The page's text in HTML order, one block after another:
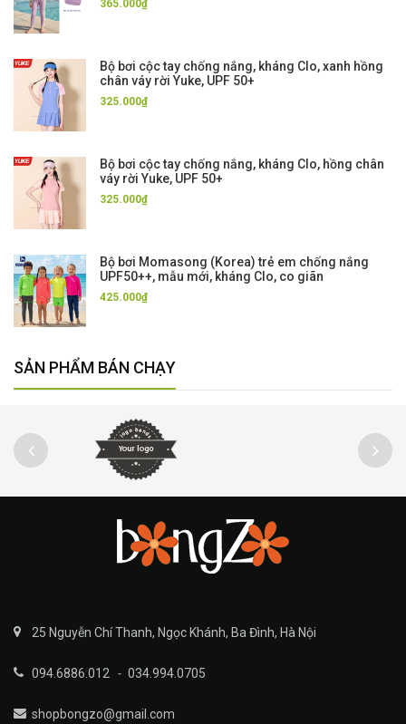
365.000₫
Bộ bơi cộc tay chống nắng, kháng Clo, xanh hồng
chân váy rời Yuke, UPF 50+
325.000₫
Bộ bơi cộc tay chống nắng, kháng Clo, hồng chân
váy rời Yuke, UPF 50+
325.000₫
Bộ bơi Momasong (Korea) trẻ em chống nắng
UPF50++, mẫu mới, kháng Clo, co giãn
425.000₫
SẢN PHẨM BÁN CHẠY
25 Nguyễn Chí Thanh, Ngọc Khánh, Ba Đình, Hà Nội
094.6886.012 - 034.994.0705
shopbongzo@gmail.com